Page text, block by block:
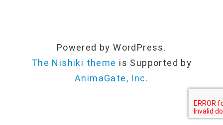
Powered by WordPress.
The Nishiki theme is Supported by
AnimaGate, Inc.